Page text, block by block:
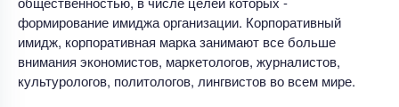
формирование имиджа организации. Корпоративный
имидж, корпоративная марка занимают все больше
внимания экономистов, маркетологов, журналистов,
культурологов, политологов, лингвистов во всем мире.